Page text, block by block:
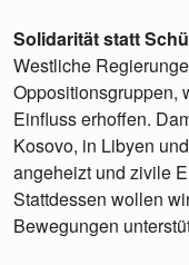
Solidarität statt
Westliche
Oppositionsgruppen,
Einfluss erhoffen.
Kosovo, in Libyen
angeheizt und zivile
Stattdessen wollen
Bewegungen